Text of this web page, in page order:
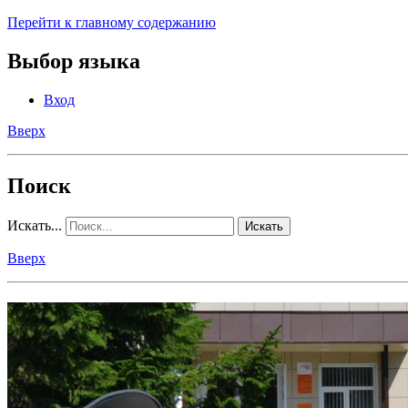
Перейти к главному содержанию
Выбор языка
Вход
Вверх
Поиск
Искать... Искать
Вверх